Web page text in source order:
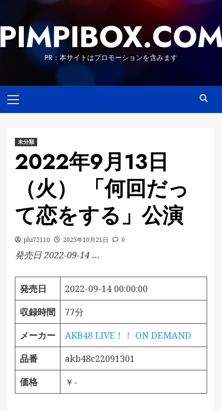
content
PR：本サイトはプロモーションを含みます
Menu
未分類
2022年9月13日
（火） 「何回だっ
て恋をする」公演
phi72110 2023年10月21日 0
発売日 2022-09-14 …
発売日
2022-09-14 00:00:00
収録時間
77分
メーカー
AKB48 LIVE！！ ON DEMAND
品番
akb48c22091301
価格
￥-